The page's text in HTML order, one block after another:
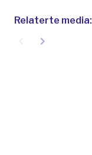
Relaterte media:
navigate_next